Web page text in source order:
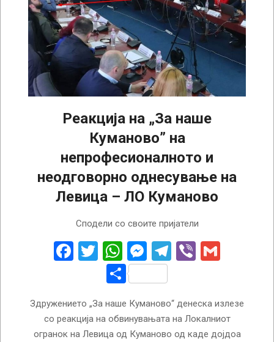
Реакција на „За наше
Куманово” на
непрофесионалното и
неодговорно однесување на
Левица – ЛО Куманово
Сподели со своите пријатели
Facebook
Twitter
WhatsApp
Messenger
Telegram
Viber
Share
Здружението „За наше Куманово“ денеска излезе
со реакција на обвинувањата на Локалниот
огранок на Левица од Куманово од каде дојдоа